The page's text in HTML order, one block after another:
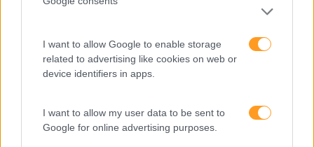
I want to allow Google to enable storage
related to advertising like cookies on web or
device identifiers in apps.
I want to allow my user data to be sent to
Google for online advertising purposes.
• Testes e iterações
Automação (bases)
• Adição de ações para automação
• As plataformas de automação do mercado